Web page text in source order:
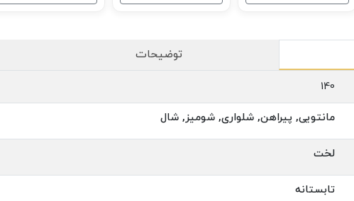
توضیحات
140
مانتویی, پیراهن, شلواری, شومیز, شال
لخت
تابستانه